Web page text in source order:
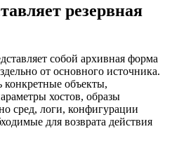
резервная
собой архивная форма
от основного источника.
конкретные объекты,
хостов, образы
сред, логи, конфигурации
для возврата действия